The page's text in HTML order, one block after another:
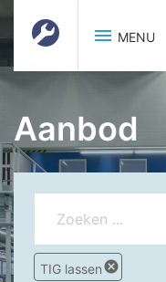
menu MENU
Aanbod
TIG lassencancel